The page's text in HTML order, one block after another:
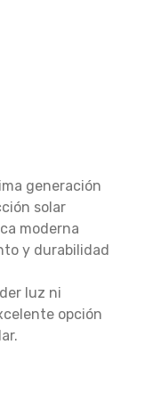
generación
solar
moderna
y durabilidad
luz ni
opción